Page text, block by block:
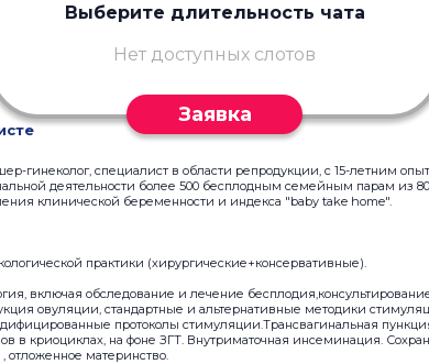
Выберите длительность чата
Нет доступных слотов
Заявка
гинеколог, специалист в области репродукции, с 15-летним
деятельности более 500 бесплодным семейным парам из
клинической беременности и индекса "baby take home".
практики (хирургические+консервативные).
включая обследование и лечение
овуляции, стандартные и альтернативные методики
протоколы стимуляции.Трансвагинальная
в криоциклах, на фоне ЗГТ. Внутриматочная инсеминация.
отложенное материнство.